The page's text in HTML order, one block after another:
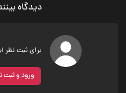
دیدگاه
برای ثبت نظر
ورود و ثبت